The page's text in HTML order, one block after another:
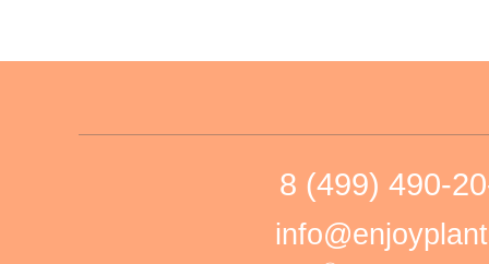
8 (499) 490-